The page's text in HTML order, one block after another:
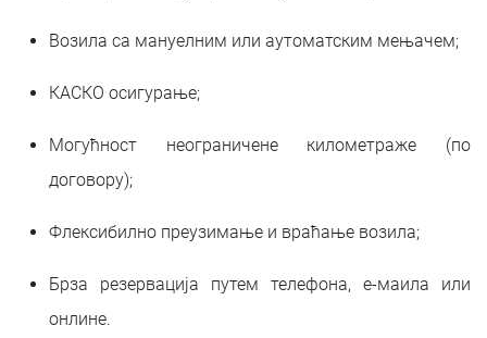
Возила са мануелним или аутоматским мењачем;
КАСКО осигурање;
Могућност неограничене километраже (по
договору);
Флексибилно преузимање и враћање возила;
Брза резервација путем телефона, е-маила или
онлине.